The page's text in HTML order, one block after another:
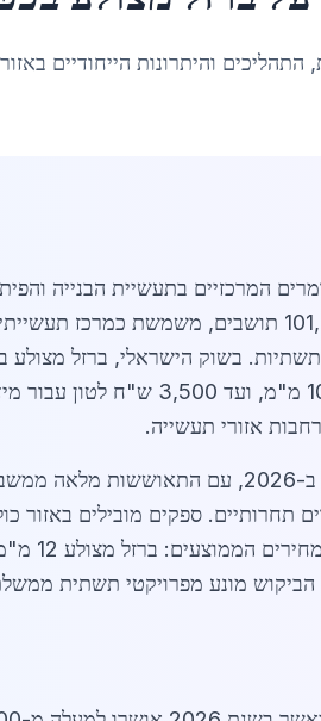
והיתרונות הייחודיים
אחד החומרים המרכזיים בתעשיית
לצמיחה הכלכלית והדמוגרפית בעיר. כפר סבא, עם אוכלוסייה
בשוק הישראלי, ברזל
המחירים נעים בין 2,800 ש"ח לטון עבור
שוק ברזל מצולע בכפר סבא מושפע ממגמות גלובליות
תחרותיים. ספקים מובילים באזור